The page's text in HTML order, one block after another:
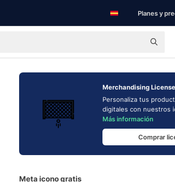
Planes y
Merchandising License
Personaliza tus
digitales con nuestros
Más información
Comprar
Meta icono gratis